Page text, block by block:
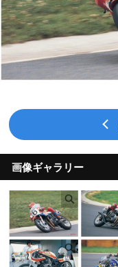
画像ギャラリー